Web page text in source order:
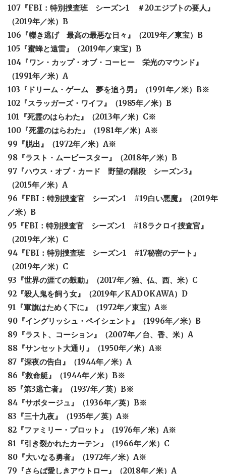
107『FBI：特別捜査班 シーズン1 ＃20エジプトの要人』
（2019年／米）B
106『轢き逃げ 最高の最悪な日々』（2019年／東宝）B
105『蜜蜂と遠雷』（2019年／東宝）B
104『ワン・カップ・オブ・コーヒー 栄光のマウンド』
（1991年／米）A
103『ドリーム・ゲーム 夢を追う男』（1991年／米）B※
102『スラッガーズ・ワイフ』（1985年／米）B
101『死霊のはらわた』（2013年／米）C※
100『死霊のはらわた』（1981年／米）A※
99『脱出』（1972年／米）A※
98『ラスト・ムービースター』（2018年／米）B
97『ハウス・オブ・カード 野望の階段 シーズン3』
（2015年／米）A
96『FBI：特別捜査官 シーズン1 #19白い悪魔』（2019年
／米）B
95『FBI：特別捜査官 シーズン1 #18ラクロイ捜査官』
（2019年／米）C
94『FBI：特別捜査班 シーズン1 #17秘密のデート』
（2019年／米）C
93『世界の涯ての鼓動』（2017年／独、仏、西、米）C
92『殺人鬼を飼う女』（2019年／KADOKAWA）D
91『軍旗はためく下に』（1972年／東宝）A※
90『イングリッシュ・ペイシェント』（1996年／米）B
89『ラスト、コーション』（2007年／台、香、米）A
88『サンセット大通り』（1950年／米）A※
87『深夜の告白』（1944年／米）A
86『救命艇』（1944年／米）B※
85『第3逃亡者』（1937年／英）B※
84『サボタージュ』（1936年／英）B※
83『三十九夜』（1935年／英）A※
82『ファミリー・プロット』（1976年／米）A※
81『引き裂かれたカーテン』（1966年／米）C
80『大いなる勇者』（1972年／米）A※
79『さらば愛しきアウトロー』（2018年／米）A